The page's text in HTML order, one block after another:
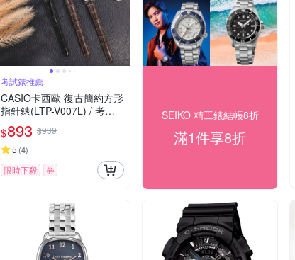
考試錶推薦
CASIO卡西歐 復古簡約方形
指針錶(LTP-V007L) / 考試
錶
$893 $939
5 (4)
限時下殺 券
SEIKO 精工錶結帳8折
滿1件享8折